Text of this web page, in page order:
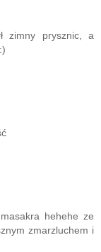
zimny prysznic, a
hehehe ze
zmarzluchem i